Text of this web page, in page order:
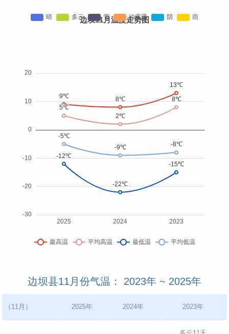
边坝11月温度走势图
边坝县11月份气温： 2023年 ~ 2025年
（11月） 2025年 2024年 2023年